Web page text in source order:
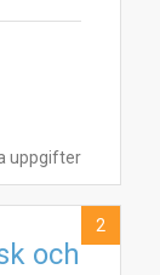
uppgifter
och
2